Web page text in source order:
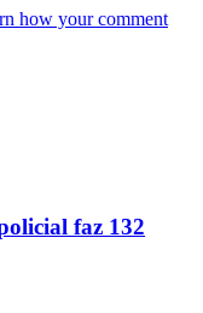
how your comment
faz 132